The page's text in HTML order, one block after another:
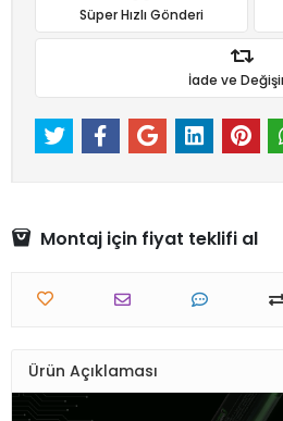
Süper Hızlı Gönderi
İade ve
Montaj için fiyat teklifi al
Ürün Açıklaması